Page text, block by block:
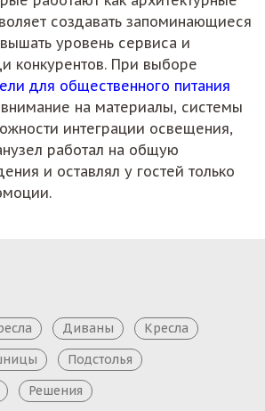
создавать запоминающиеся
уровень сервиса и
конкурентов. При выборе
для общественного питания
на материалы, системы
интеграции освещения,
работал на общую
и оставлял у гостей только
Диваны
Кресла
Подстолья
Решения